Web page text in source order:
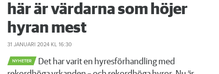
här är värdarna som höjer
hyran mest
31 JANUARI 2024 KL 16:30
NYHETER
Det har varit en hyresförhandling med